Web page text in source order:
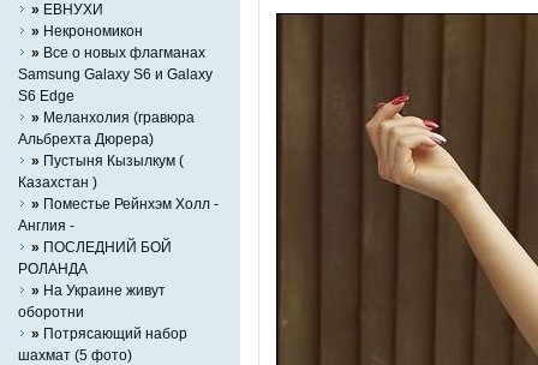
» ЕВНУХИ
» Некрономикон
» Все о новых флагманах
Samsung Galaxy S6 и Galaxy
S6 Edge
» Меланхолия (гравюра
Альбрехта Дюрера)
» Пустыня Кызылкум (
Казахстан )
» Поместье Рейнхэм Холл -
Англия -
» ПОСЛЕДНИЙ БОЙ
РОЛАНДА
» На Украине живут
оборотни
» Потрясающий набор
шахмат (5 фото)